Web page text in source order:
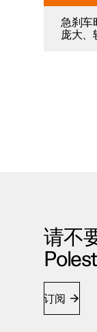
急刹车
庞大、
请不
订阅